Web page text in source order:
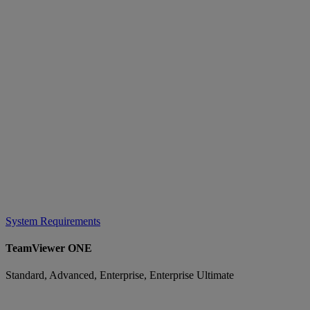
System Requirements
TeamViewer ONE
Standard, Advanced, Enterprise, Enterprise Ultimate